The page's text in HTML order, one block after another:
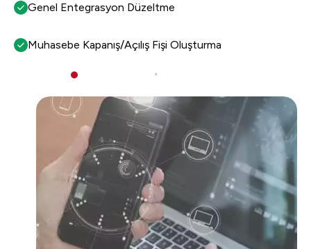
Genel Entegrasyon Düzeltme
Muhasebe Kapanış/Açılış Fişi Oluşturma